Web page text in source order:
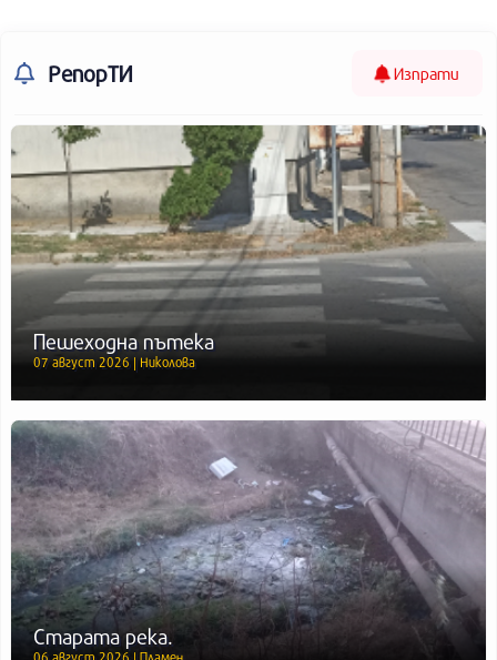
РепорТИ Изпрати
Пешеходна пътека
07 август 2026 | Николова
Старата река.
06 август 2026 | Пламен